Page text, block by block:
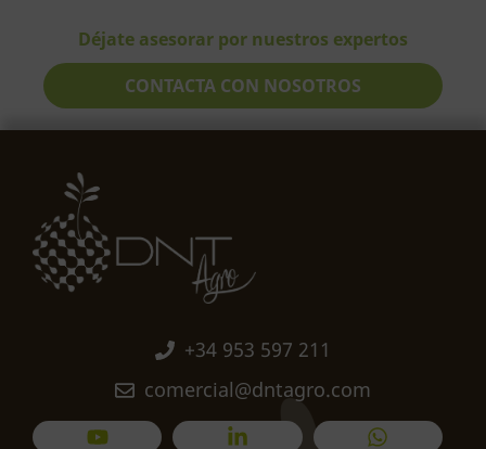
Déjate asesorar por nuestros expertos
CONTACTA CON NOSOTROS
+34 953 597 211
comercial@dntagro.com